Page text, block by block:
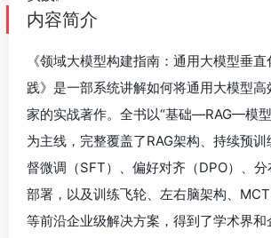
内容简介
《领域大模型构建指南：通用大模型垂
践》是一部系统讲解如何将通用大模型
家的实战著作。全书以“基础—RAG—模
为主线，完整覆盖了RAG架构、持续预
督微调（SFT）、偏好对齐（DPO）、
部署，以及训练飞轮、左右脑架构、
等前沿企业级解决方案，得到了学术界和